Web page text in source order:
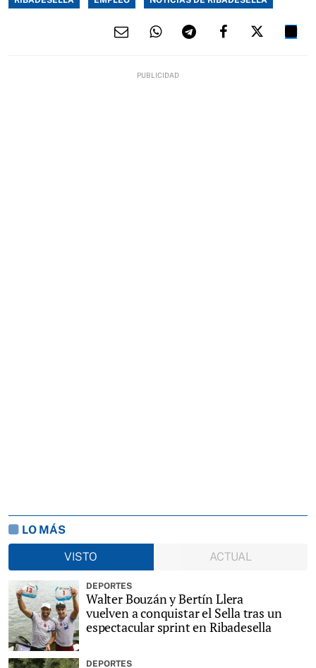
LO MÁS
VISTO
ACTUAL
DEPORTES
Walter Bouzán y Bertín Llera
vuelven a conquistar el Sella tras un
espectacular sprint en Ribadesella
DEPORTES